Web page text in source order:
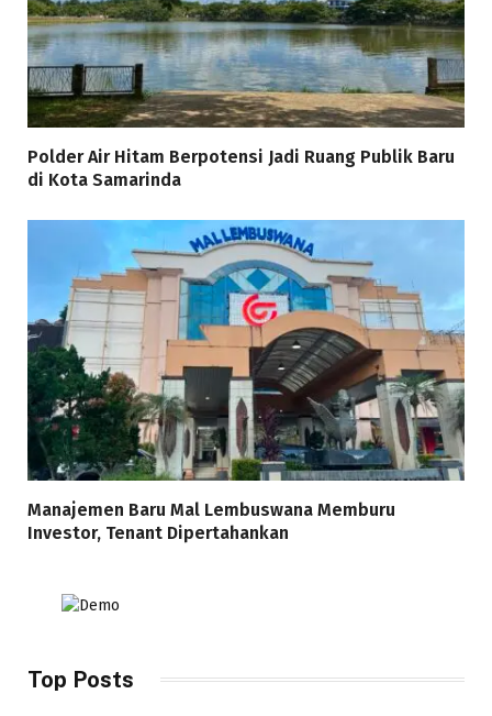
Polder Air Hitam Berpotensi Jadi Ruang Publik Baru
di Kota Samarinda
Manajemen Baru Mal Lembuswana Memburu
Investor, Tenant Dipertahankan
Top Posts